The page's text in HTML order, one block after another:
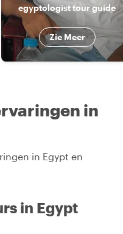
egyptologist tour guide
Zie Meer
in
in Egypt en
in Egypt